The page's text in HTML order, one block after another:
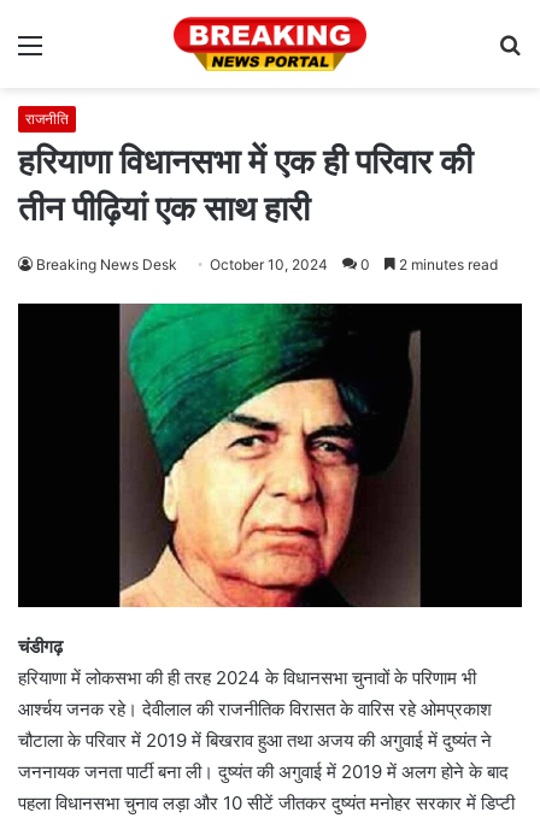
Menu
राजनीति
हरियाणा विधानसभा में एक ही परिवार की
तीन पीढ़ियां एक साथ हारी
Breaking News Desk October 10, 2024 0 2 minutes read
चंडीगढ़
हरियाणा में लोकसभा की ही तरह 2024 के विधानसभा चुनावों के परिणाम भी
आर्श्चय जनक रहे। देवीलाल की राजनीतिक विरासत के वारिस रहे ओमप्रकाश
चौटाला के परिवार में 2019 में बिखराव हुआ तथा अजय की अगुवाई में दुष्यंत ने
जननायक जनता पार्टी बना ली। दुष्यंत की अगुवाई में 2019 में अलग होने के बाद
पहला विधानसभा चुनाव लड़ा और 10 सीटें जीतकर दुष्यंत मनोहर सरकार में डिप्टी